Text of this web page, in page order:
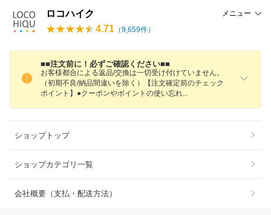
ロコハイク メニュー
4.71 （9,659件）
■■注文前に！必ずご確認ください■■
お客様都合による返品/交換は一切受け付けていません。
（初期不良/納品間違いを除く）【注文確定前のチェック
ポイント】●クーポンやポイントの使い忘れ
ショップトップ
ショップカテゴリ一覧
会社概要（支払・配送方法）